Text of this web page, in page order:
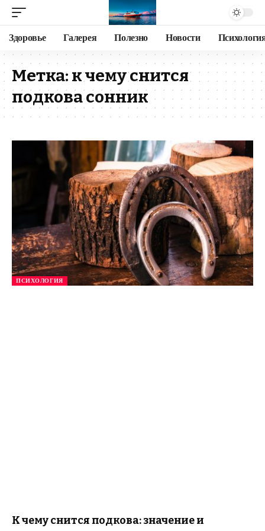
Здоровье Галерея Полезно Новости
Метка: к чему снится
подкова сонник
ПСИХОЛОГИЯ
К чему снится подкова: значение и